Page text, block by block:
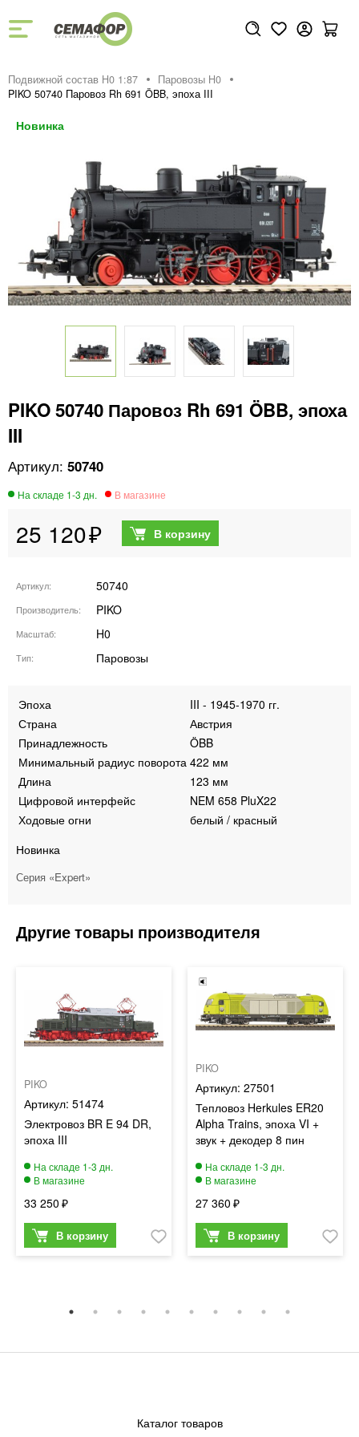
Подвижной состав H0 1:87
Паровозы H0
PIKO 50740 Паровоз Rh 691 ÖBB, эпоха III
PIKO 50740 Паровоз Rh 691 ÖBB, эпоха
III
50740
25 120
Артикул 50740
Производитель PIKO
Масштаб H0
Тип Паровозы
Эпоха
III - 1945-1970 гг.
Страна
Австрия
Принадлежность
ÖBB
Минимальный радиус поворота 422 мм
Длина
123 мм
Цифровой интерфейс
NEM 658 PluX22
Ходовые огни
белый / красный
Новинка
Серия «Expert»
PIKO
51474
Электровоз BR E 94 DR,
эпоха III
33 250
PIKO
27501
Тепловоз Herkules ER20
Alpha Trains, эпоха VI +
звук + декодер 8 пин
27 360
Каталог товаров